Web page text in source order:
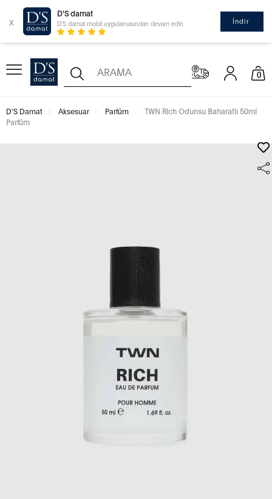
x
D'S damat
D'S damat mobil uygulamasından devam edin İndir
0
D'S Damat Aksesuar Parfüm
TWN Rich Odunsu Baharatlı 50ml
Parfüm